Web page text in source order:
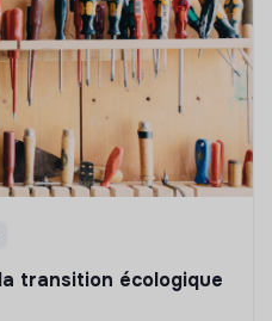
transition écologique